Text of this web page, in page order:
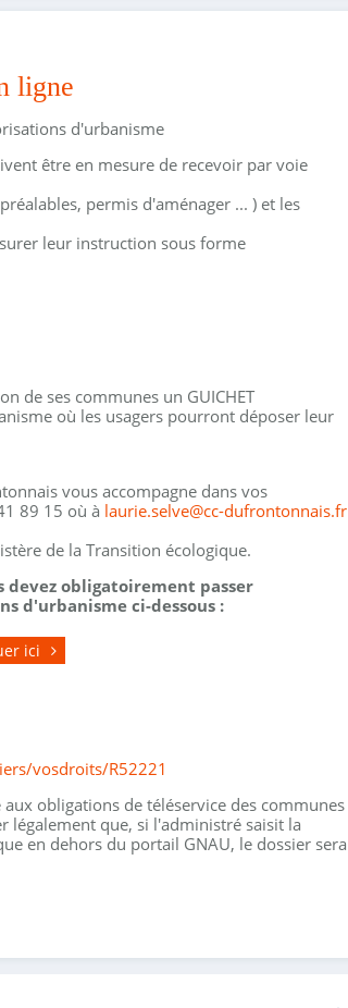
ligne
d'urbanisme
être en mesure de recevoir par voie
permis d'aménager ... ) et les
leur instruction sous forme
de ses communes un GUICHET
où les usagers pourront déposer leur
vous accompagne dans vos
89 15 où à laurie.selve@cc-dufrontonnais.fr
de la Transition écologique.
devez obligatoirement passer
d'urbanisme ci-dessous :
ici
vosdroits/R52221
obligations de téléservice des communes
légalement que, si l'administré saisit la
en dehors du portail GNAU, le dossier sera